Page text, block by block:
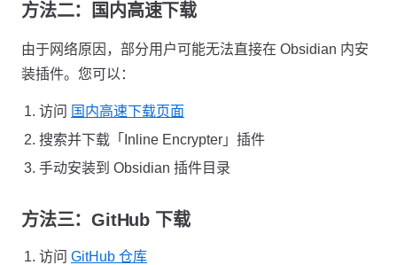
方法二：国内高速下载
由于网络原因，部分用户可能无法直接在 Obsidian 内安
装插件。您可以：
访问 国内高速下载页面
搜索并下载「Inline Encrypter」插件
手动安装到 Obsidian 插件目录
方法三：GitHub 下载
访问 GitHub 仓库